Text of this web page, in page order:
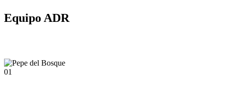
Equipo ADR
01